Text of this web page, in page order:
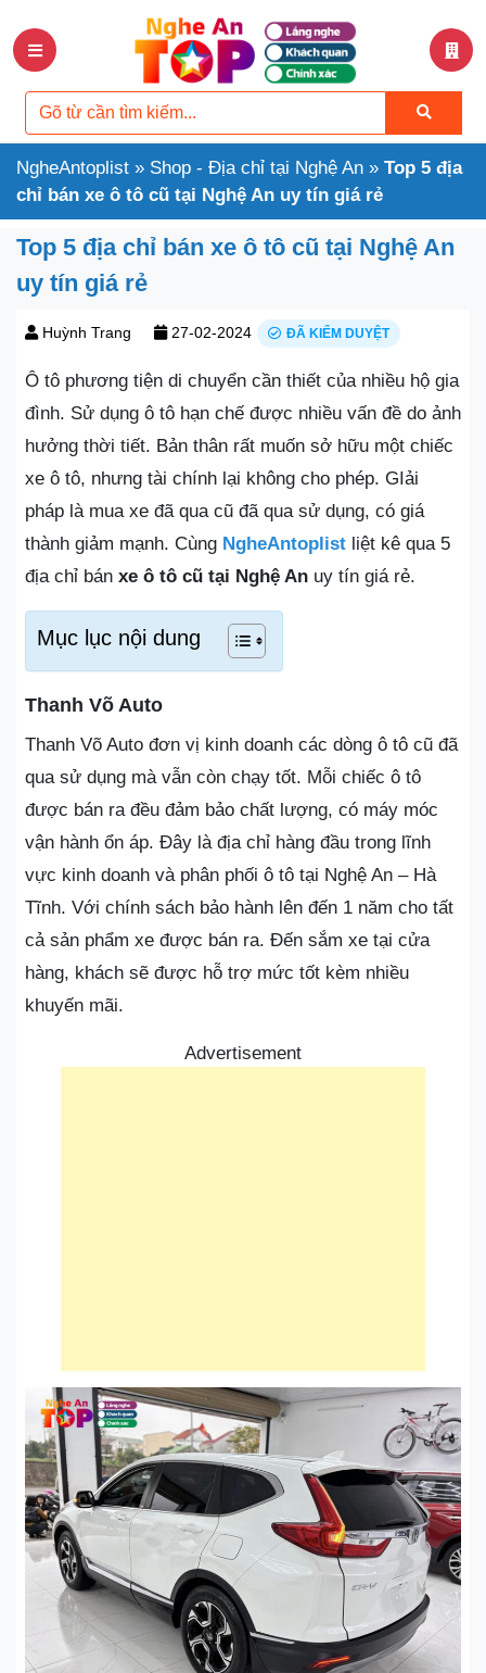
NgheAntoplist » Shop - Địa chỉ tại Nghệ An » Top 5 địa
chỉ bán xe ô tô cũ tại Nghệ An uy tín giá rẻ
Top 5 địa chỉ bán xe ô tô cũ tại Nghệ An
uy tín giá rẻ
Huỳnh Trang 27-02-2024 ĐÃ KIỂM DUYỆT
Ô tô phương tiện di chuyển cần thiết của nhiều hộ gia
đình. Sử dụng ô tô hạn chế được nhiều vấn đề do ảnh
hưởng thời tiết. Bản thân rất muốn sở hữu một chiếc
xe ô tô, nhưng tài chính lại không cho phép. GIải
pháp là mua xe đã qua cũ đã qua sử dụng, có giá
thành giảm mạnh. Cùng NgheAntoplist liệt kê qua 5
địa chỉ bán xe ô tô cũ tại Nghệ An uy tín giá rẻ.
Mục lục nội dung
Thanh Võ Auto
Thanh Võ Auto đơn vị kinh doanh các dòng ô tô cũ đã
qua sử dụng mà vẫn còn chạy tốt. Mỗi chiếc ô tô
được bán ra đều đảm bảo chất lượng, có máy móc
vận hành ổn áp. Đây là địa chỉ hàng đầu trong lĩnh
vực kinh doanh và phân phối ô tô tại Nghệ An – Hà
Tĩnh. Với chính sách bảo hành lên đến 1 năm cho tất
cả sản phẩm xe được bán ra. Đến sắm xe tại cửa
hàng, khách sẽ được hỗ trợ mức tốt kèm nhiều
khuyến mãi.
Advertisement